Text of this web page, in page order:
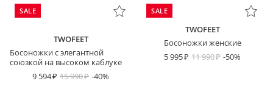
SALE
TWOFEET
Босоножки с элегантной
союзкой на высоком каблуке
9 594
15 990 -40%
SALE
TWOFEET
Босоножки женские
5 995
11 990 -50%